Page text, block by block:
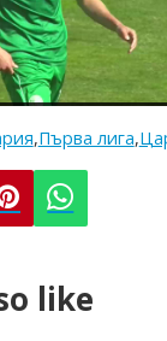
,Първа лига,
like